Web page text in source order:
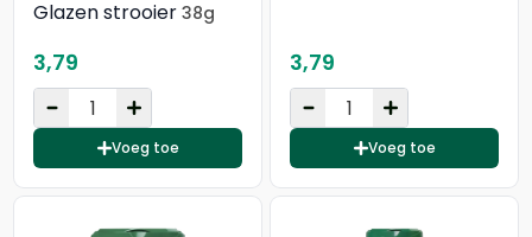
Glazen strooier 38g
3,79
Voeg toe
3,79
Voeg toe